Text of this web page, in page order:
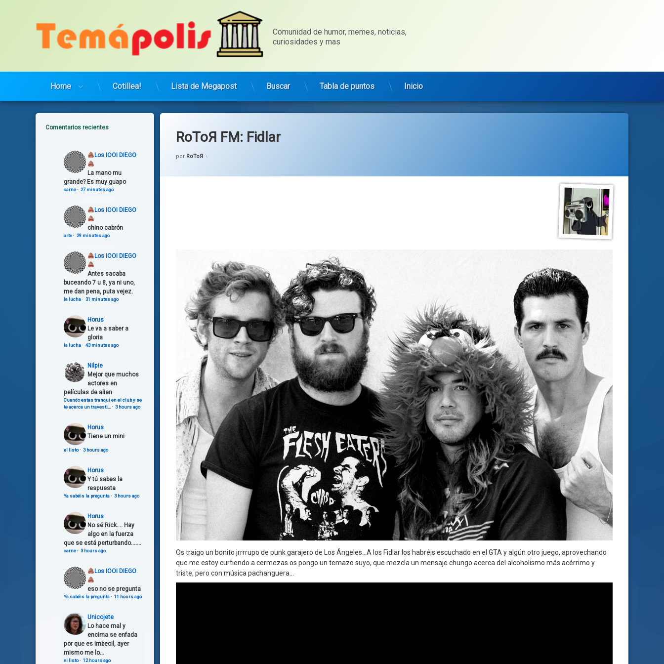
Comunidad de humor, memes, noticias,
curiosidades y mas
Home Cotillea! Lista de Megapost Buscar Tabla de puntos Inicio
RoToЯ FM: Fidlar
por RoToЯ
Os traigo un bonito jrrrrupo de punk garajero de Los Ángeles…A los Fidlar los habréis escuchado en el GTA y algún otro juego, aprovechando
que me estoy curtiendo a cermezas os pongo un temazo suyo, que mezcla un mensaje chungo acerca del alcoholismo más acérrimo y
triste, pero con música pachanguera…
Comentarios recientes
Los IOOI DIEGO
La mano mu
grande? Es muy guapo
carne· 27 minutes ago
Los IOOI DIEGO
chino cabrón
arte· 29 minutes ago
Los IOOI DIEGO
Antes sacaba
buceando 7 u 8, ya ni uno,
me dan pena, puta vejez.
la lucha· 31 minutes ago
Horus
Le va a saber a
gloria
la lucha· 43 minutes ago
Nilpie
Mejor que muchos
actores en
películas de alien
Cuando estas tranqui en el club y se
te acerca un travesti…
· 3 hours ago
Horus
Tiene un mini
el listo· 3 hours ago
Horus
Y tú sabes la
respuesta
Ya sabéis la pregunta· 3 hours ago
Horus
No sé Rick.... Hay
algo en la fuerza
que se está perturbando.......
carne· 3 hours ago
Los IOOI DIEGO
eso no se pregunta
Ya sabéis la pregunta· 11 hours ago
Unicojete
Lo hace mal y
encima se enfada
por que es imbecil, ayer
mismo me lo...
el listo· 12 hours ago